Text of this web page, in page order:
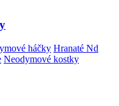
háčky Hranaté Nd
Neodymové kostky